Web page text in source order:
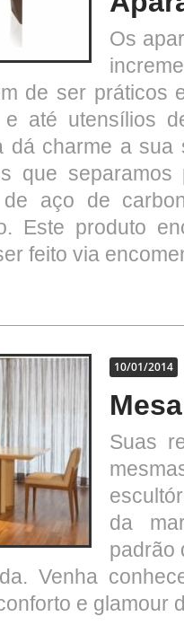
Os
de ser práticos
até utensílios
dá charme a
que
de aço de
Este produto
feito via
10/01/2014
Suas
da
padrão
Venha
e glamour